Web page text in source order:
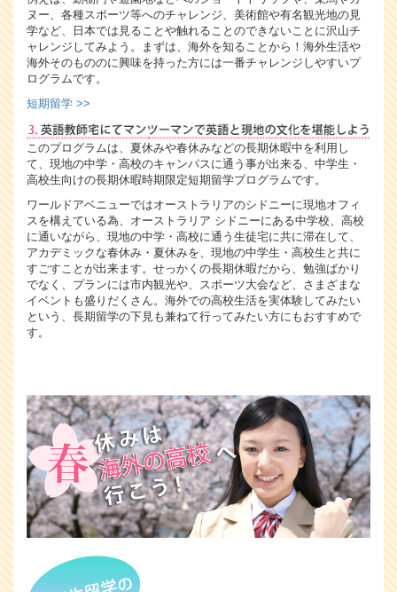
ヌー、各種スポーツ等へのチャレンジ、美術館や有名観光地の見
学など、日本では見ることや触れることのできないことに沢山チ
ャレンジしてみよう。まずは、海外を知ることから！海外生活や
海外そのもののに興味を持った方には一番チャレンジしやすいプ
ログラムです。
短期留学 >>
このプログラムは、夏休みや春休みなどの長期休暇中を利用し
て、現地の中学・高校のキャンパスに通う事が出来る、中学生・
高校生向けの長期休暇時期限定短期留学プログラムです。
ワールドアベニューではオーストラリアのシドニーに現地オフィ
スを構えている為、オーストラリア シドニーにある中学校、高校
に通いながら、現地の中学・高校に通う生徒宅に共に滞在して、
アカデミックな春休み・夏休みを、現地の中学生・高校生と共に
すごすことが出来ます。せっかくの長期休暇だから、勉強ばかり
でなく、プランには市内観光や、スポーツ大会など、さまざまな
イベントも盛りだくさん。海外での高校生活を実体験してみたい
という、長期留学の下見も兼ねて行ってみたい方にもおすすめで
す。